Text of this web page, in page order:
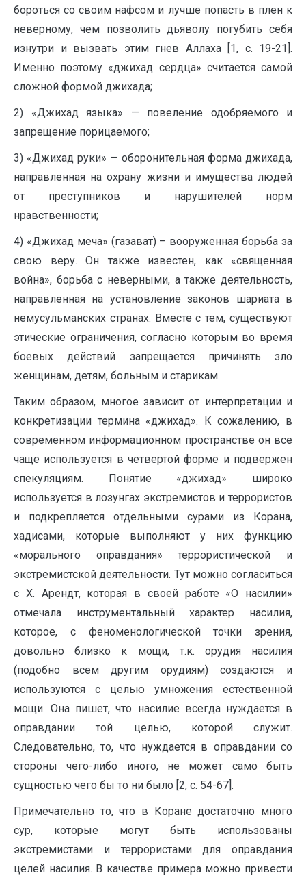
бороться со своим нафсом и лучше попасть в плен к
неверному, чем позволить дьяволу погубить себя
изнутри и вызвать этим гнев Аллаха [1, c. 19-21].
Именно поэтому «джихад сердца» считается самой
сложной формой джихада;
2) «Джихад языка» — повеление одобряемого и
запрещение порицаемого;
3) «Джихад руки» — оборонительная форма джихада,
направленная на охрану жизни и имущества людей
от преступников и нарушителей норм
нравственности;
4) «Джихад меча» (газават) – вооруженная борьба за
свою веру. Он также известен, как «священная
война», борьба с неверными, а также деятельность,
направленная на установление законов шариата в
немусульманских странах. Вместе с тем, существуют
этические ограничения, согласно которым во время
боевых действий запрещается причинять зло
женщинам, детям, больным и старикам.
Таким образом, многое зависит от интерпретации и
конкретизации термина «джихад». К сожалению, в
современном информационном пространстве он все
чаще используется в четвертой форме и подвержен
спекуляциям. Понятие «джихад» широко
используется в лозунгах экстремистов и террористов
и подкрепляется отдельными сурами из Корана,
хадисами, которые выполняют у них функцию
«морального оправдания» террористической и
экстремистской деятельности. Тут можно согласиться
с Х. Арендт, которая в своей работе «О насилии»
отмечала инструментальный характер насилия,
которое, с феноменологической точки зрения,
довольно близко к мощи, т.к. орудия насилия
(подобно всем другим орудиям) создаются и
используются с целью умножения естественной
мощи. Она пишет, что насилие всегда нуждается в
оправдании той целью, которой служит.
Следовательно, то, что нуждается в оправдании со
стороны чего-либо иного, не может само быть
сущностью чего бы то ни было [2, c. 54-67].
Примечательно то, что в Коране достаточно много
сур, которые могут быть использованы
экстремистами и террористами для оправдания
целей насилия. В качестве примера можно привести